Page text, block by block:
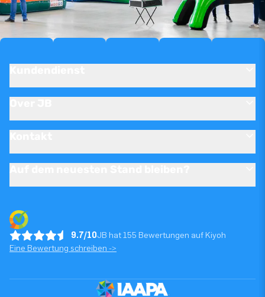
9.7/10JB hat 155 Bewertungen auf Kiyoh
Eine Bewertung schreiben ->